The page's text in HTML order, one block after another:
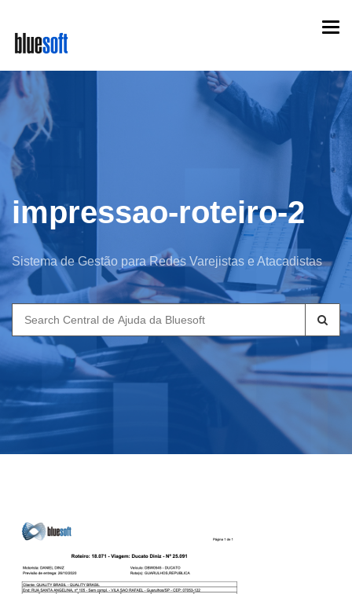
main
content
impressao-roteiro-2
Sistema de Gestão para Redes Varejistas e Atacadistas
Search
for: